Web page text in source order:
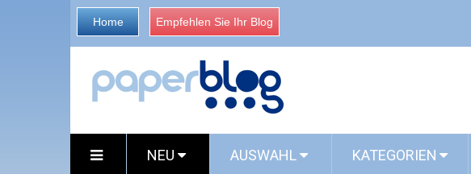
Home Empfehlen Sie Ihr Blog
NEU AUSWAHL KATEGORIEN